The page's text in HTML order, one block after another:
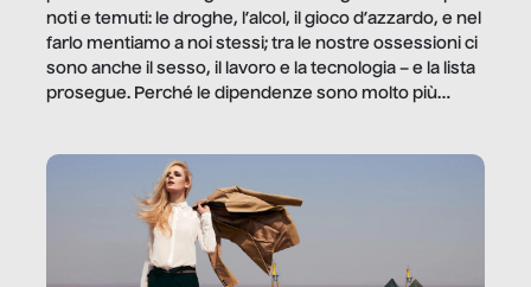
noti e temuti: le droghe, l’alcol, il gioco d’azzardo, e nel
farlo mentiamo a noi stessi; tra le nostre ossessioni ci
sono anche il sesso, il lavoro e la tecnologia – e la lista
prosegue. Perché le dipendenze sono molto più
trae un guadagno. In questo reportage vediamo
quale e come.